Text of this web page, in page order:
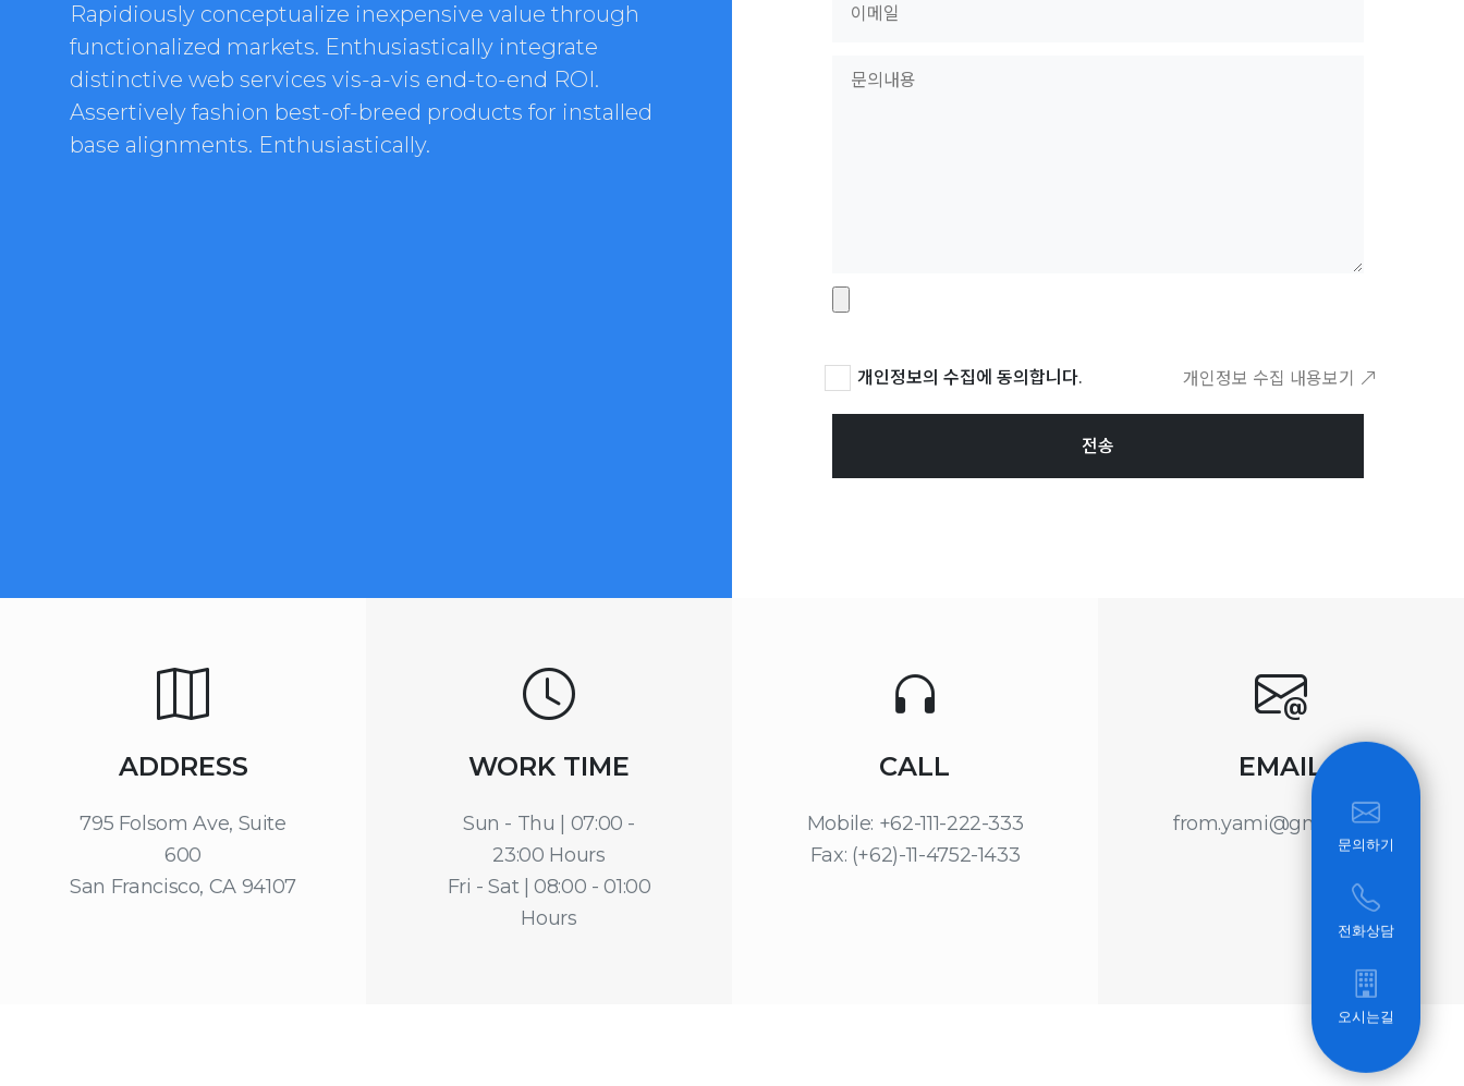
Rapidiously conceptualize inexpensive value through
functionalized markets. Enthusiastically integrate
distinctive web services vis-a-vis end-to-end ROI.
Assertively fashion best-of-breed products for installed
base alignments. Enthusiastically.
개인정보의 수집에 동의합니다. 개인정보 수집 내용보기
전송
ADDRESS
795 Folsom Ave, Suite
600
San Francisco, CA 94107
WORK TIME
Sun - Thu | 07:00 -
23:00 Hours
Fri - Sat | 08:00 - 01:00
Hours
CALL
Mobile: +62-111-222-333
Fax: (+62)-11-4752-1433
EMAIL
from.yami@gmail.com
문의하기
전화상담
오시는길